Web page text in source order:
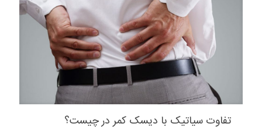
تفاوت سیاتیک با دیسک کمر در چیست؟